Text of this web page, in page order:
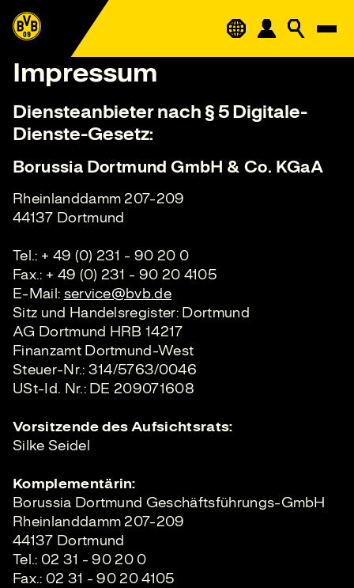
Impressum
Diensteanbieter nach § 5 Digitale-
Dienste-Gesetz:
Borussia Dortmund GmbH & Co. KGaA
Rheinlanddamm 207-209
44137 Dortmund
Tel.: + 49 (0) 231 - 90 20 0
Fax.: + 49 (0) 231 - 90 20 4105
E-Mail: service@bvb.de
Sitz und Handelsregister: Dortmund
AG Dortmund HRB 14217
Finanzamt Dortmund-West
Steuer-Nr.: 314/5763/0046
USt-Id. Nr.: DE 209071608
Vorsitzende des Aufsichtsrats:
Silke Seidel
Komplementärin:
Borussia Dortmund Geschäftsführungs-GmbH
Rheinlanddamm 207-209
44137 Dortmund
Tel.: 02 31 - 90 20 0
Fax.: 02 31 - 90 20 4105